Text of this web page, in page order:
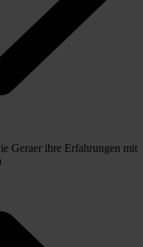
Geraer ihre Erfahrungen mit